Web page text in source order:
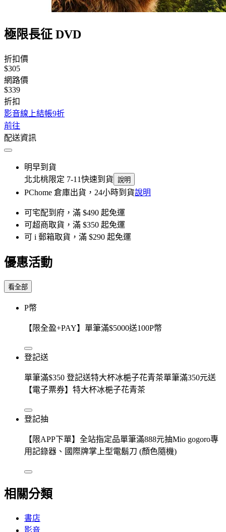
極限長征 DVD
折扣價
$305
網路價
$339
折扣
影音線上結帳9折
前往
配送資訊
明早到貨
北北桃限定 7-11快速到貨 說明
PChome 倉庫出貨，24小時到貨說明
可宅配到府，滿 $490 起免運
可超商取貨，滿 $350 起免運
可 i 郵箱取貨，滿 $290 起免運
優惠活動
看全部
P幣
【限全盈+PAY】單筆滿$5000送100P幣
登記送
單筆滿$350 登記送特大杯冰梔子花青茶單筆滿350元送
【電子票券】特大杯冰梔子花青茶
登記抽
【限APP下單】全站指定品單筆滿888元抽Mio gogoro專
用記錄器、國際牌掌上型電鬍刀 (顏色隨機)
相關分類
書店